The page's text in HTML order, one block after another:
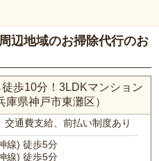
辺地域のお掃除代行のお
歩10分！3LDKマンション
県神戸市東灘区）
交通費支給、前払い制度あり
線) 徒歩5分
線) 徒歩5分